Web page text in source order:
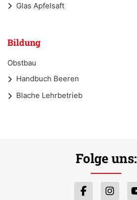
Glas Apfelsaft
Bildung
Obstbau
Handbuch Beeren
Blache Lehrbetrieb
Folge uns: